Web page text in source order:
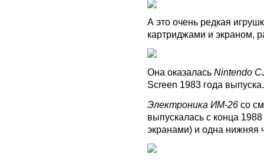
А это очень редкая
картриджами и экраном,
Она оказалась Nintendo
Screen 1983 года выпуска.
Электроника ИМ-26 со
выпускалась с конца
экранами) и одна нижняя